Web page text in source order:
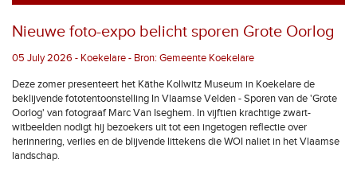
Nieuwe foto-expo belicht sporen Grote Oorlog
05 July 2026 - Koekelare - Bron: Gemeente Koekelare
Deze zomer presenteert het Käthe Kollwitz Museum in Koekelare de
beklijvende fototentoonstelling In Vlaamse Velden - Sporen van de 'Grote
Oorlog' van fotograaf Marc Van Iseghem. In vijftien krachtige zwart-
witbeelden nodigt hij bezoekers uit tot een ingetogen reflectie over
herinnering, verlies en de blijvende littekens die WOI naliet in het Vlaamse
landschap.